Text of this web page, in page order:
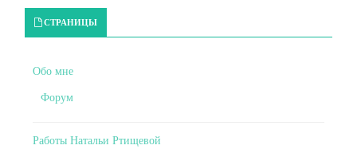
Primary Sidebar
СТРАНИЦЫ
Обо мне
Форум
Работы Натальи Ртищевой